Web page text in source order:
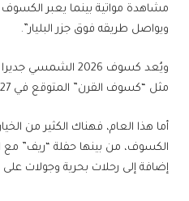
مشاهدة مواتية بينما يعبر الكسوف
ويواصل طريقه فوق جزر البليار”.
ويُعد كسوف 2026
مثل “كسوف القرن” المتوقع في 2027.
أما هذا العام، فهناك الكثير من
الكسوف، من بينها حفلة “ريف” مع
إضافة إلى رحلات بحرية وجولات على